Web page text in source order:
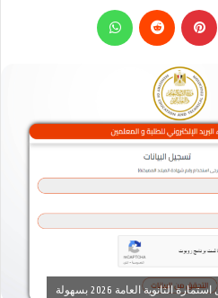
بينتيريست
العامة 2026 بسهولة